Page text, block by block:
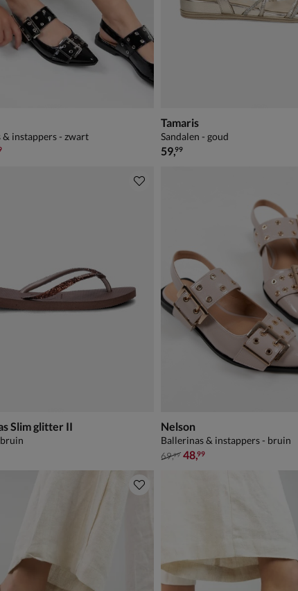
& instappers - zwart
voor € 48,99
Tamaris
Sandalen - goud
€ 59,99
59,99
Slim glitter II Nelson
Ballerinas & instappers - bruin
van € 69,99 voor € 48,99
69,99 48,99